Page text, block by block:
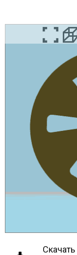
Скачать